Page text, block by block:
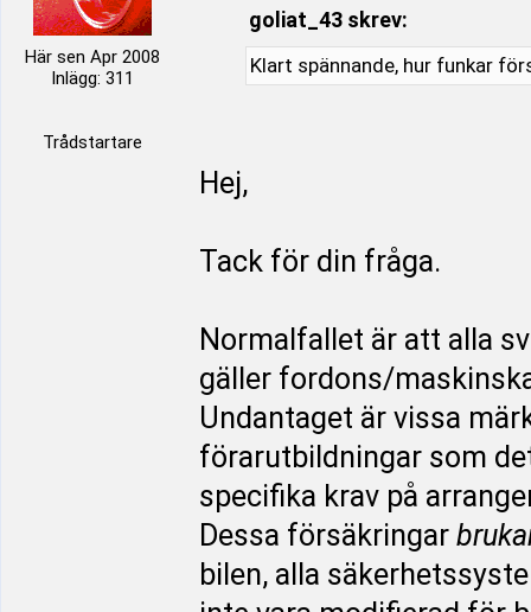
Här sen Apr 2008
Inlägg: 311
Trådstartare
goliat_43 skrev:
Klart spännande, hur funkar
Hej,
Tack för din fråga.
Normalfallet är att alla
gäller fordons/
Undantaget är vissa
förarutbildningar som
specifika krav på
Dessa försäkringar
bilen, alla